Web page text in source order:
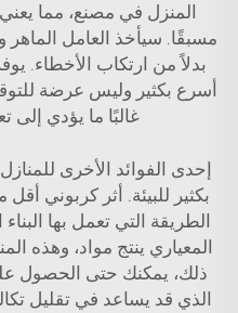
المنزل في مصنع، مما
مسبقًا. سيأخذ العامل
بدلاً من ارتكاب الأخطاء.
أسرع بكثير وليس عرضة
غالبًا ما يؤدي إلى
إحدى الفوائد الأخرى
بكثير للبيئة. أثر كربوني أقل
الطريقة التي تعمل بها البناء
المعياري ينتج مواد، وهذه
ذلك، يمكنك حتى الحصول
الذي قد يساعد في تقليل